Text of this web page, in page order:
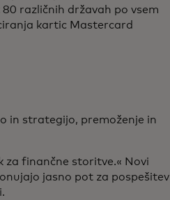
različnih državah po vsem
kartic Mastercard
in strategijo, premoženje in
za finančne storitve.« Novi
jasno pot za pospešitev